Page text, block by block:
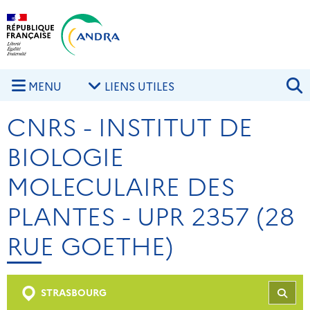
Aller au contenu principal
MENU LIENS UTILES
CNRS - INSTITUT DE
BIOLOGIE
MOLECULAIRE DES
PLANTES - UPR 2357 (28
RUE GOETHE)
STRASBOURG